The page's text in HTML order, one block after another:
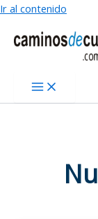
Ir al contenido